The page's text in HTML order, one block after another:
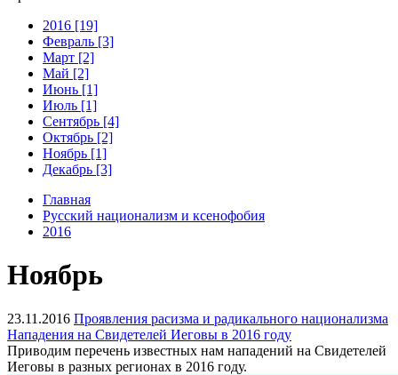
2016 [19]
Февраль [3]
Март [2]
Май [2]
Июнь [1]
Июль [1]
Сентябрь [4]
Октябрь [2]
Ноябрь [1]
Декабрь [3]
Главная
Русский национализм и ксенофобия
2016
Ноябрь
23.11.2016 Проявления расизма и радикального национализма
Нападения на Свидетелей Иеговы в 2016 году
Приводим перечень известных нам нападений на Свидетелей
Иеговы в разных регионах в 2016 году.